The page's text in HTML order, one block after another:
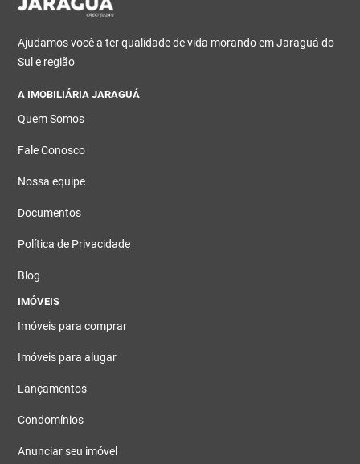
Ajudamos você a ter qualidade de vida morando em Jaraguá do
Sul e região
A IMOBILIÁRIA JARAGUÁ
Quem Somos
Fale Conosco
Nossa equipe
Documentos
Política de Privacidade
Blog
IMÓVEIS
Imóveis para comprar
Imóveis para alugar
Lançamentos
Condomínios
Anunciar seu imóvel